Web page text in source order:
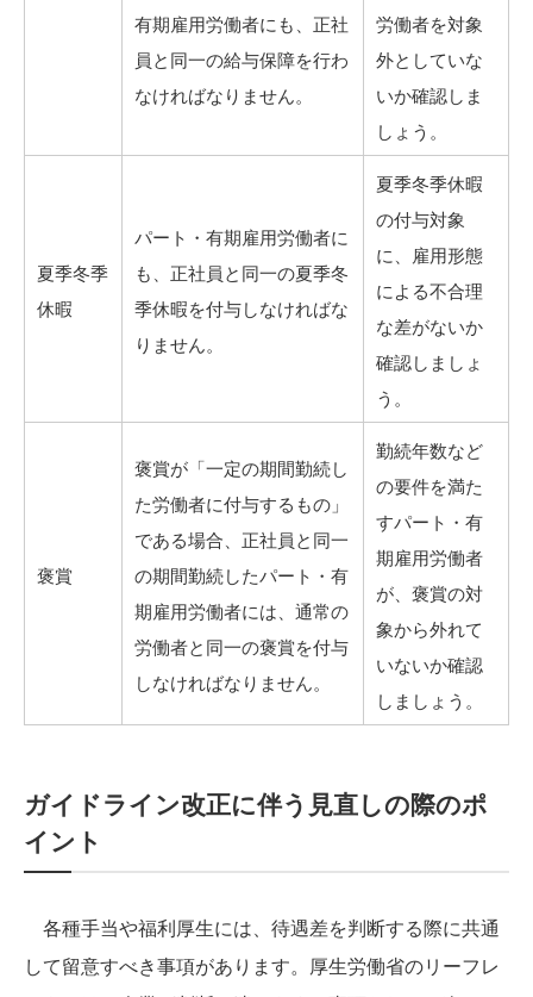
有期雇用労働者にも、正社
員と同一の給与保障を行わ
なければなりません。
労働者を対象
外としていな
いか確認しま
しょう。
夏季冬季
休暇
パート・有期雇用労働者に
も、正社員と同一の夏季冬
季休暇を付与しなければな
りません。
夏季冬季休暇
の付与対象
に、雇用形態
による不合理
な差がないか
確認しましょ
う。
褒賞
褒賞が「一定の期間勤続し
た労働者に付与するもの」
である場合、正社員と同一
の期間勤続したパート・有
期雇用労働者には、通常の
労働者と同一の褒賞を付与
しなければなりません。
勤続年数など
の要件を満た
すパート・有
期雇用労働者
が、褒賞の対
象から外れて
いないか確認
しましょう。
ガイドライン改正に伴う見直しの際のポ
イント
各種手当や福利厚生には、待遇差を判断する際に共通
して留意すべき事項があります。厚生労働省のリーフレ